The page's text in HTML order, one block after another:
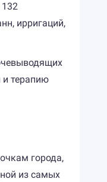
ирригаций,
и терапию
города,
из самых